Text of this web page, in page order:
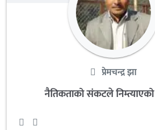
प्रेमचन्द्र झा
नैतिकताको संकटले